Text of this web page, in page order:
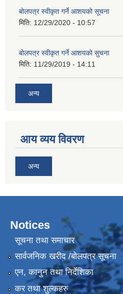
बोलपत्र स्वीकृत गर्ने आशयको सूचना
मिति: 12/29/2020 - 10:57
बोलपत्र स्वीकृत गर्ने आशयको सुचना
मिति: 11/29/2019 - 14:11
अन्य
आय व्यय विवरण
अन्य
Notices
सूचना तथा समाचार
सार्वजनिक खरीद /बोलपत्र सूचना
एन, कानुन तथा निर्देशिका
कर तथा शुल्कहरु